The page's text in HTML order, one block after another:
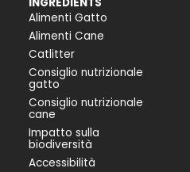
Alimenti Gatto
Alimenti Cane
Catlitter
Consiglio nutrizionale
gatto
Consiglio nutrizionale
cane
Impatto sulla
biodiversità
Accessibilità